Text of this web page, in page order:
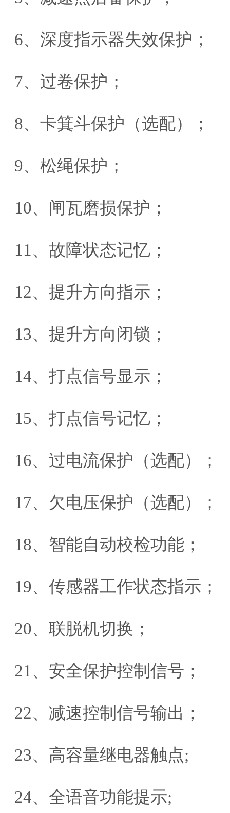
6、深度指示器失效保护；
7、过卷保护；
8、卡箕斗保护（选配）；
9、松绳保护；
10、闸瓦磨损保护；
11、故障状态记忆；
12、提升方向指示；
13、提升方向闭锁；
14、打点信号显示；
15、打点信号记忆；
16、过电流保护（选配）；
17、欠电压保护（选配）；
18、智能自动校检功能；
19、传感器工作状态指示；
20、联脱机切换；
21、安全保护控制信号；
22、减速控制信号输出；
23、高容量继电器触点;
24、全语音功能提示;